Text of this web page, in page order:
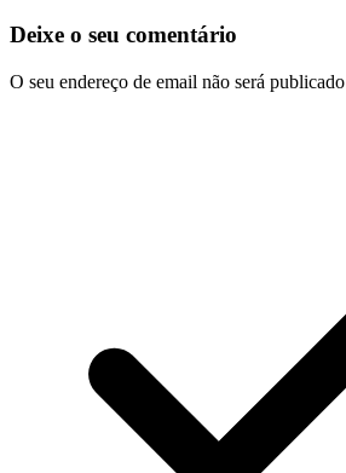
Deixe o seu comentário
O seu endereço de email não será publicado